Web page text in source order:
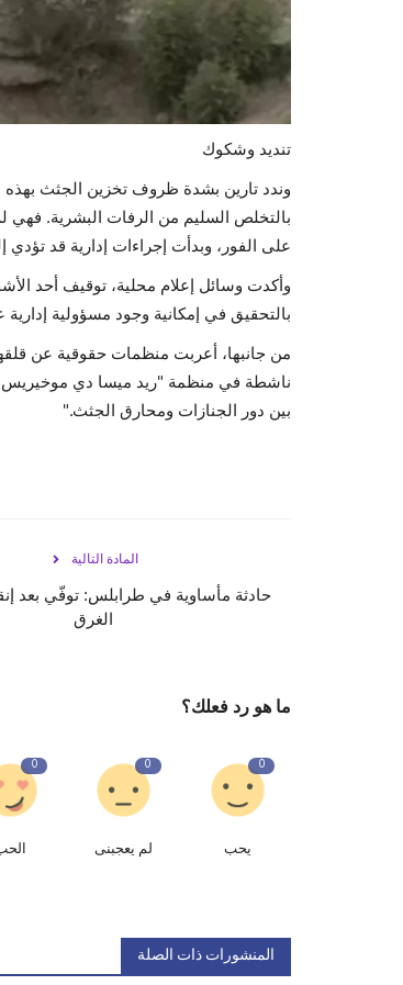
تنديد وشكوك
وندد تارين بشدة ظروف تخزين الجثث بهذه
بالتخلص السليم من الرفات البشرية.
على الفور، وبدأت إجراءات إدارية قد
وأكدت وسائل إعلام محلية، توقيف أحد
بالتحقيق في إمكانية وجود مسؤولية
من جانبها، أعربت منظمات حقوقية عن
ناشطة في منظمة "ريد ميسا دي موخيريس"
بين دور الجنازات ومحارق الجثث."
المادة التالية
حادثة مأساوية في طرابلس: توفّي بعد
الغرق
ما هو رد فعلك؟
0
يحب
0
لم يعجبنى
0
المنشورات ذات الصلة